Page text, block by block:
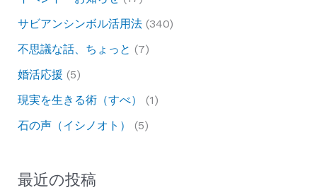
サビアンシンボル活用法(340)
不思議な話、ちょっと (7)
婚活応援 (5)
現実を生きる術（すべ）
(1)
石の声（イシノオト）
(5)
最近の投稿